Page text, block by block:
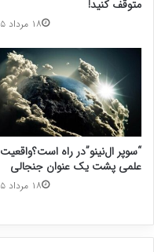
متوقف کنید!
۱۸ مرداد ۱۴۰۵
“سوپر ال‌نینو”در راه است؟واقعیت
علمی پشت یک عنوان جنجالی
۱۸ مرداد ۱۴۰۵